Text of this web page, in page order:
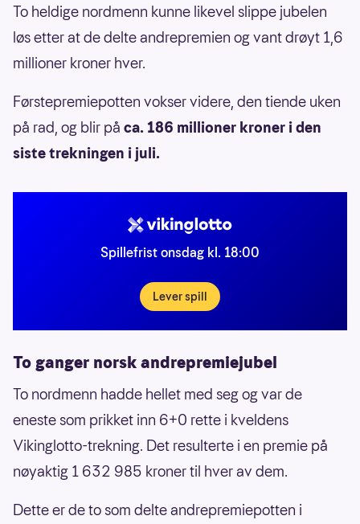
To heldige nordmenn kunne likevel slippe jubelen
løs etter at de delte andrepremien og vant drøyt 1,6
millioner kroner hver.
Førstepremiepotten vokser videre, den tiende uken
på rad, og blir på ca. 186 millioner kroner i den
siste trekningen i juli.
Spillefrist onsdag kl. 18:00
Lever spill
To ganger norsk andrepremiejubel
To nordmenn hadde hellet med seg og var de
eneste som prikket inn 6+0 rette i kveldens
Vikinglotto-trekning. Det resulterte i en premie på
nøyaktig 1 632 985 kroner til hver av dem.
Dette er de to som delte andrepremiepotten i